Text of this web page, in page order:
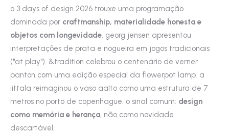
o 3 days of design 2026 trouxe uma programação
dominada por craftmanship, materialidade honesta e
objetos com longevidade. georg jensen apresentou
interpretações de prata e nogueira em jogos tradicionais
("at play"). &tradition celebrou o centenário de verner
panton com uma edição especial da flowerpot lamp. a
iittala reimaginou o vaso aalto como uma estrutura de 7
metros no porto de copenhague. o sinal comum: design
como memória e herança, não como novidade
descartável.